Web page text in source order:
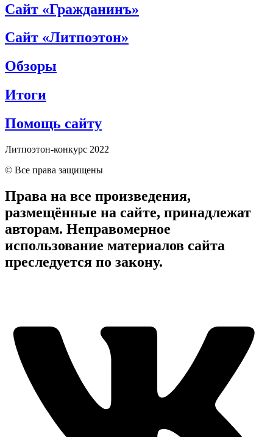
Сайт «Гражданинъ»
Сайт «Литпоэтон»
Обзоры
Итоги
Помощь сайту
Литпоэтон-конкурс 2022
© Все права защищены
Права на все произведения,
размещённые на сайте, принадлежат
авторам. Неправомерное
использование материалов сайта
преследуется по закону.